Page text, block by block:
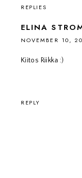
REPLIES
ELINA
NOVEMBER 10,
Kiitos Riikka :)
REPLY